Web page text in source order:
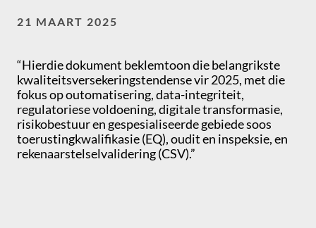
21 MAART 2025
“Hierdie dokument beklemtoon die belangrikste
kwaliteitsversekeringstendense vir 2025, met die
fokus op outomatisering, data-integriteit,
regulatoriese voldoening, digitale transformasie,
risikobestuur en gespesialiseerde gebiede soos
toerustingkwalifikasie (EQ), oudit en inspeksie, en
rekenaarstelselvalidering (CSV).”